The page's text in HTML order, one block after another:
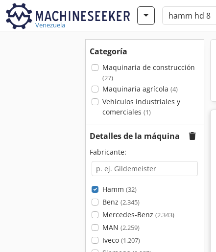
Venezuela
Categoría
Maquinaria de construcción
(27)
Maquinaria agrícola (4)
Vehículos industriales y
comerciales (1)
Detalles de la máquina
Fabricante:
Hamm (32)
Benz (2.345)
Mercedes-Benz (2.343)
MAN (2.259)
Iveco (1.207)